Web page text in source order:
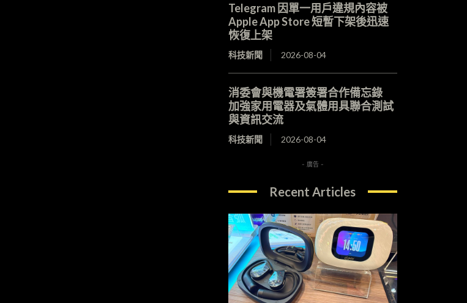
Telegram 因單一用戶違規內容被
Apple App Store 短暫下架後迅速
恢復上架
科技新聞 2026-08-04
消委會與機電署簽署合作備忘錄
加強家用電器及氣體用具聯合測試
與資訊交流
科技新聞 2026-08-04
- 廣告 -
Recent Articles